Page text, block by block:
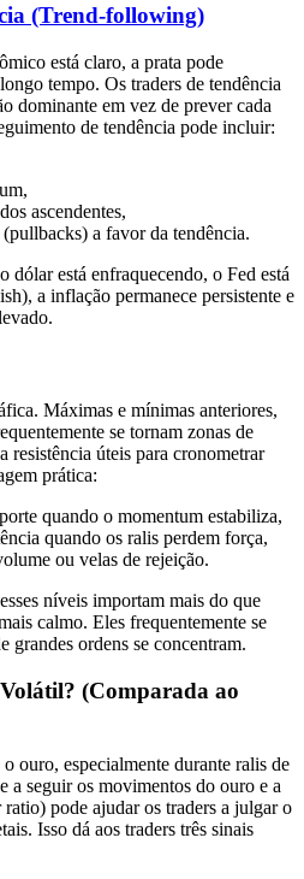
(Trend-following)
está claro, a prata pode
tempo. Os traders de tendência
dominante em vez de prever cada
de tendência pode incluir:
ascendentes,
(pullbacks) a favor da tendência.
dólar está enfraquecendo, o Fed está
a inflação permanece persistente e
Máximas e mínimas anteriores,
se tornam zonas de
resistência úteis para cronometrar
prática:
quando o momentum estabiliza,
quando os ralis perdem força,
ou velas de rejeição.
níveis importam mais do que
calmo. Eles frequentemente se
grandes ordens se concentram.
(Comparada ao
ouro, especialmente durante ralis de
a seguir os movimentos do ouro e a
pode ajudar os traders a julgar o
Isso dá aos traders três sinais